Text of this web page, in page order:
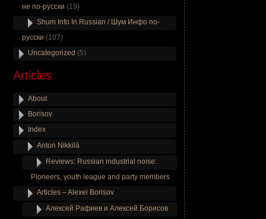
не по-русски (19)
Shum Info In Russian / Шум Инфо по-
русски (107)
Uncategorized (5)
Articles
About
Borisov
Index
Anton Nikkilä
Reviews: Russian industrial noise:
Pioneers, youth league and party members
Articles – Alexei Borisov
Алексей Рафиев и Алексей Борисов